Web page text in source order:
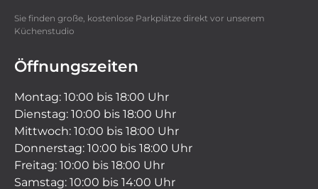
Sie finden große, kostenlose Parkplätze direkt vor unserem
Küchenstudio
Öffnungszeiten
Montag: 10:00 bis 18:00 Uhr
Dienstag: 10:00 bis 18:00 Uhr
Mittwoch: 10:00 bis 18:00 Uhr
Donnerstag: 10:00 bis 18:00 Uhr
Freitag: 10:00 bis 18:00 Uhr
Samstag: 10:00 bis 14:00 Uhr